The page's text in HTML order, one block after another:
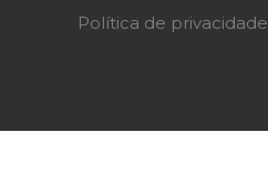
Política de privacidade